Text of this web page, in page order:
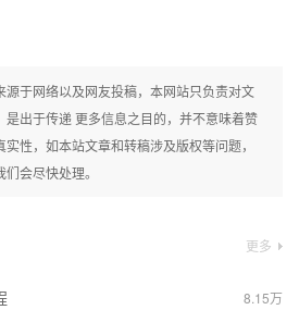
源于网络以及网友投稿，本网站只负责对文
出于传递 更多信息之目的，并不意味着赞
性，如本站文章和转稿涉及版权等问题，
会尽快处理。
更多
8.15万